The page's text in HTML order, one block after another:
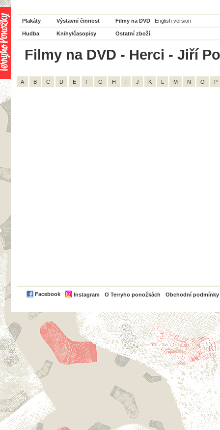
Plakáty Výstavní činnost Filmy na DVD English version
Hudba Knihy/časopisy Ostatní zboží
Filmy na DVD - Herci - Jiří
A B C D E F G H I J K L M N O P
Facebook Instagram O Terryho ponožkách Obchodní podmínky
PayPal